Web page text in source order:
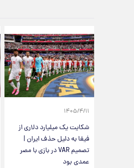
۱۴۰۵/۴/۱۱
شکایت یک میلیارد دلاری از
فیفا به دلیل حذف ایران |
تصمیم VAR در بازی با مصر
عمدی بود